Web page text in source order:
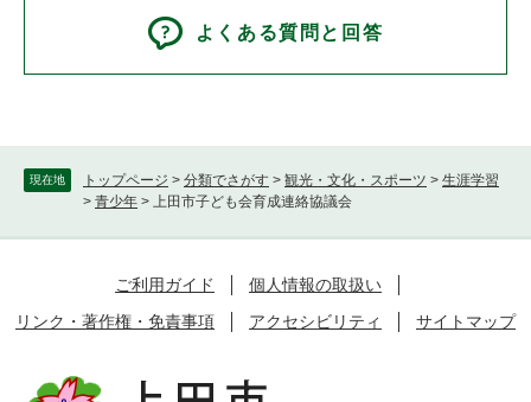
現在地 トップページ > 分類でさがす > 観光・文化・スポーツ > 生涯学習
> 青少年 > 上田市子ども会育成連絡協議会
よくある質問と回答
ご利用ガイド
個人情報の取扱い
リンク・著作権・免責事項
アクセシビリティ サイトマップ